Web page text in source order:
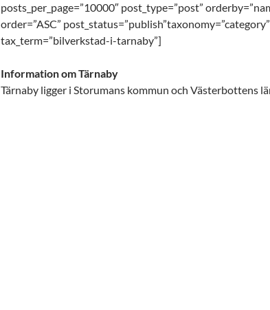
posts_per_page=”10000″ post_type=”post”
order=”ASC” post_status=”publish”taxonomy=”category”
tax_term=”bilverkstad-i-tarnaby”]
Information om Tärnaby
Tärnaby ligger i Storumans kommun och Västerbottens